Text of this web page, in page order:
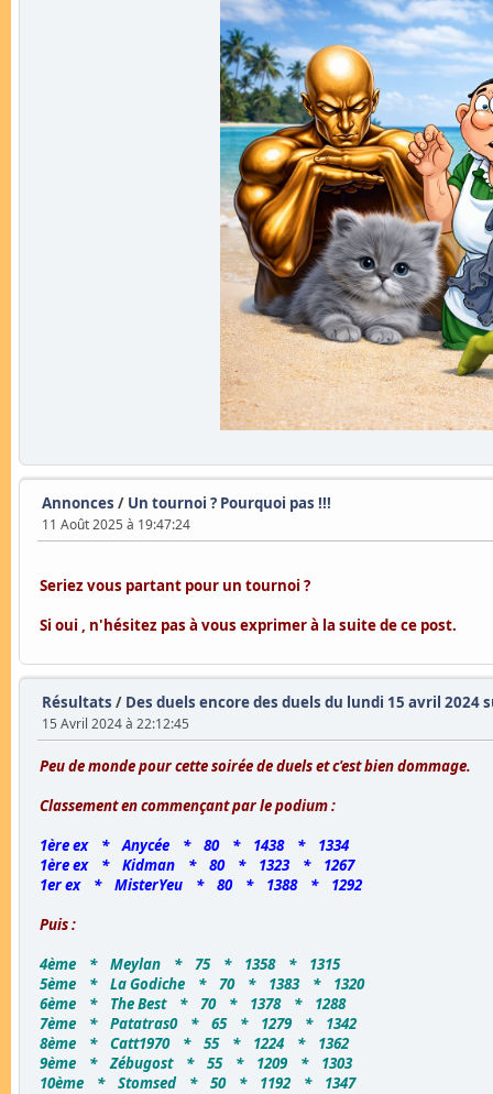
Annonces / Un tournoi ? Pourquoi pas !!!
11 Août 2025 à 19:47:24
Seriez vous partant pour un tournoi ?
Si oui , n'hésitez pas à vous exprimer à la suite de ce post.
Résultats / Des duels encore des duels du lundi 15 avril 2024
15 Avril 2024 à 22:12:45
Peu de monde pour cette soirée de duels et c'est bien dommage.
Classement en commençant par le podium :
1ère ex * Anycée * 80 * 1438 * 1334
1ère ex * Kidman * 80 * 1323 * 1267
1er ex * MisterYeu * 80 * 1388 * 1292
Puis :
4ème * Meylan * 75 * 1358 * 1315
5ème * La Godiche * 70 * 1383 * 1320
6ème * The Best * 70 * 1378 * 1288
7ème * Patatras0 * 65 * 1279 * 1342
8ème * Catt1970 * 55 * 1224 * 1362
9ème * Zébugost * 55 * 1209 * 1303
10ème * Stomsed * 50 * 1192 * 1347